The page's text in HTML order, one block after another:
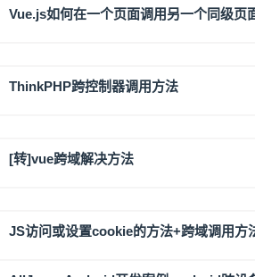
Vue.js如何在一个页面调用另一个同级页
ThinkPHP跨控制器调用方法
[转]vue跨域解决方法
JS访问或设置cookie的方法+跨域调用方